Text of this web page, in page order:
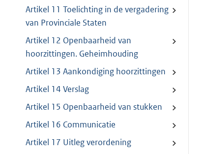
Artikel 11 Toelichting in de vergadering
van Provinciale Staten
Artikel 12 Openbaarheid van
hoorzittingen. Geheimhouding
Artikel 13 Aankondiging hoorzittingen
Artikel 14 Verslag
Artikel 15 Openbaarheid van stukken
Artikel 16 Communicatie
Artikel 17 Uitleg verordening